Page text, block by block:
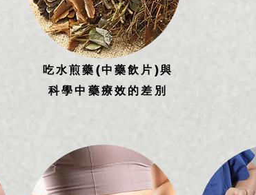
吃水煎藥(中藥飲片)與
科學中藥療效的差別